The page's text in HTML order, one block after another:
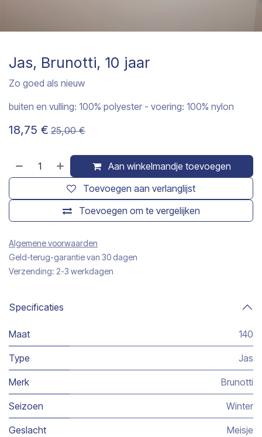
Jas, Brunotti, 10 jaar
Zo goed als nieuw
buiten en vulling: 100% polyester - voering: 100% nylon
18,75 € 25,00€
Aan winkelmandje toevoegen
Toevoegen om te vergelijken
Toevoegen aan verlanglijst
Algemene voorwaarden
Geld-terug-garantie van 30 dagen
Verzending: 2-3 werkdagen
Specificaties
Maat 140
Type Jas
Merk Brunotti
Seizoen Winter
Geslacht Meisje